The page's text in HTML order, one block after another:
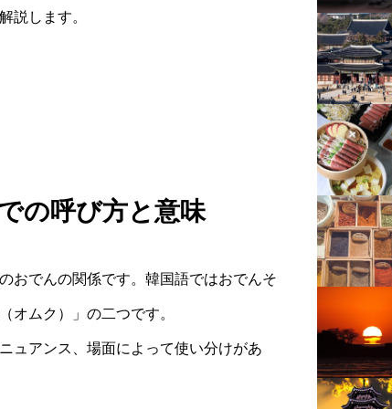
説します。
の呼び方と意味
おでんの関係です。韓国語ではおでんそ
オムク）」の二つです。
ュアンス、場面によって使い分けがあ